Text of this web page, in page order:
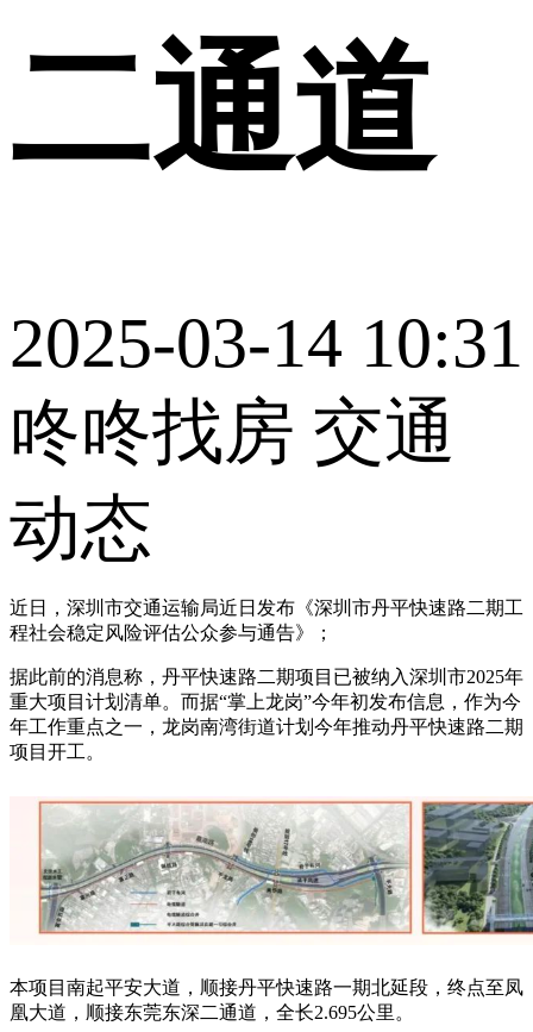
二通道
2025-03-14 10:31
咚咚找房 交通
动态
近日，深圳市交通运输局近日发布《深圳市丹平快速路二期工
程社会稳定风险评估公众参与通告》；
据此前的消息称，丹平快速路二期项目已被纳入深圳市2025年
重大项目计划清单。而据“掌上龙岗”今年初发布信息，作为今
年工作重点之一，龙岗南湾街道计划今年推动丹平快速路二期
项目开工。
本项目南起平安大道，顺接丹平快速路一期北延段，终点至凤
凰大道，顺接东莞东深二通道，全长2.695公里。